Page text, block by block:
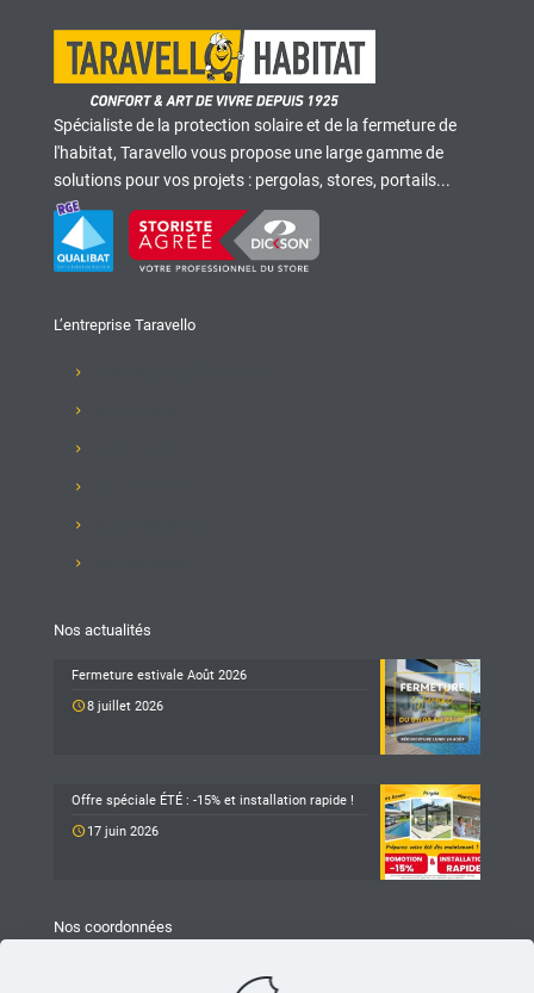
Spécialiste de la protection solaire et de la fermeture de
l'habitat, Taravello vous propose une large gamme de
solutions pour vos projets : pergolas, stores, portails...
L’entreprise Taravello
Nos actualités
Fermeture estivale Août 2026
8 juillet 2026
Offre spéciale ÉTÉ : -15% et installation rapide !
17 juin 2026
Nos coordonnées